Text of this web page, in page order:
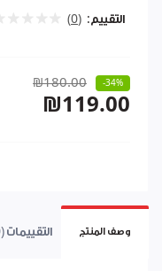
التقييم: (0)
₪180.00 -34%
₪119.00
وصف المنتج التقييمات (0)